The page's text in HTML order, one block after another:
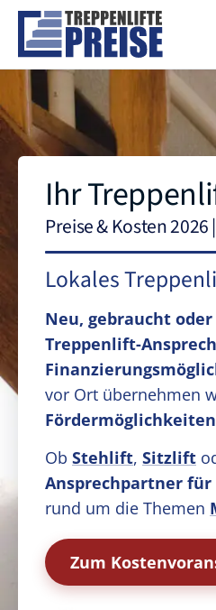
Ihr
Preise & Kosten
Lokales
Neu, gebraucht
Treppenlift-
vor Ort übernehmen
Fördermöglichkeiten
Ob Stehlift, Sitzlift
Ansprechpartner
rund um die Themen
Zum